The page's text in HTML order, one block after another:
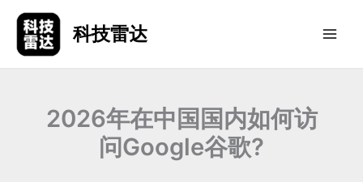
容
科技雷达
2026年在中国国内如何访
问Google谷歌?